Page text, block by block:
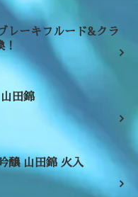
レーキフルード&クラ
田錦
醸 山田錦 火入